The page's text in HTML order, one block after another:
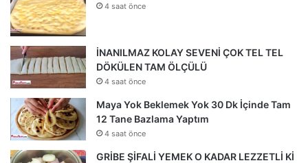
4 saat önce
İNANILMAZ KOLAY SEVENİ ÇOK TEL TEL
DÖKÜLEN TAM ÖLÇÜLÜ
4 saat önce
Maya Yok Beklemek Yok 30 Dk İçinde Tam
12 Tane Bazlama Yaptım
4 saat önce
GRİBE ŞİFALİ YEMEK O KADAR LEZZETLİ Kİ